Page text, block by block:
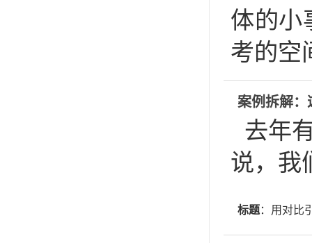
体的小
考的空
案例拆解：
去年
说，我
标题：用对比